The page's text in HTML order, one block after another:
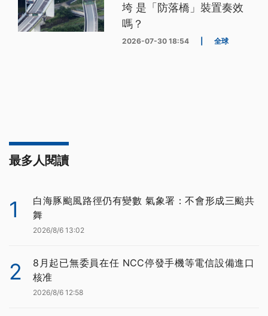
垮 是「防落橋」裝置奏效
嗎？
2026-07-30 18:54 全球
最多人閱讀
1
白海豚颱風路徑仍有變數 氣象署：不會形成三颱共
舞
2026/8/6 13:02
2
8月起已無委員在任 NCC停發手機等電信設備進口
核准
2026/8/6 12:58